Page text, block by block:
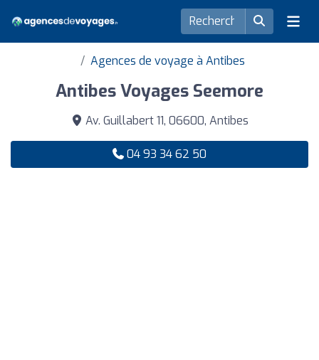
Agences de voyage à Antibes
Antibes Voyages Seemore
Av. Guillabert 11, 06600, Antibes
04 93 34 62 50